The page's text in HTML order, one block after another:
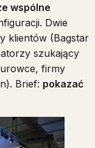
wspólne
Dwie
klientów (Bagstar
szukający
firmy
Brief: pokazać